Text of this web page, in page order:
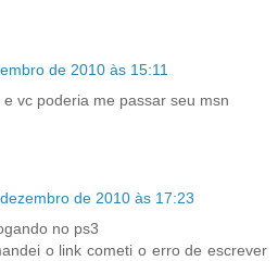
de 2010 às 15:11
vc poderia me passar seu msn
de 2010 às 17:23
no ps3
o link cometi o erro de escrever